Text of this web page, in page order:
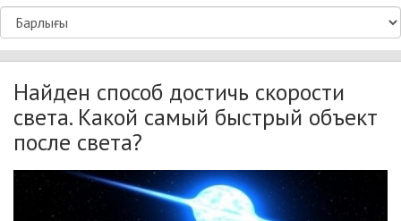
Найден способ достичь скорости
света. Какой самый быстрый объект
после света?